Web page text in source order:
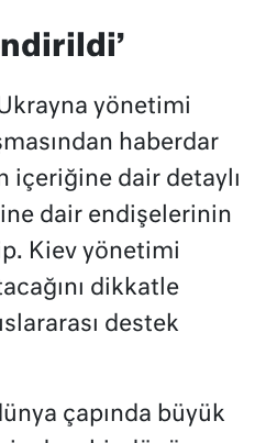
yönetimi
haberdar
içeriğine dair detaylı
dair endişelerinin
Kiev yönetimi
dikkatle
destek
çapında büyük